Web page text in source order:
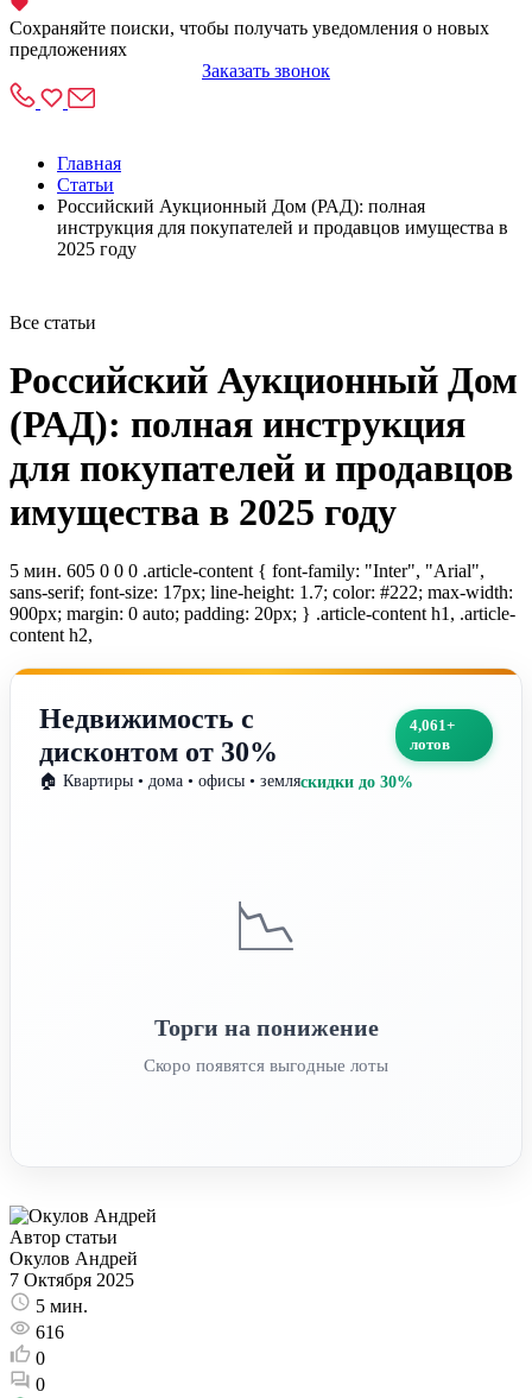
Сохраняйте поиски, чтобы получать уведомления о новых
предложениях
Заказать звонок
Главная
Статьи
Российский Аукционный Дом (РАД): полная
инструкция для покупателей и продавцов имущества в
2025 году
Все статьи
Российский Аукционный Дом
(РАД): полная инструкция
для покупателей и продавцов
имущества в 2025 году
5 мин. 605 0 0 0 .article-content { font-family: "Inter", "Arial",
sans-serif; font-size: 17px; line-height: 1.7; color: #222; max-width:
900px; margin: 0 auto; padding: 20px; } .article-content h1, .article-
content h2,
Недвижимость с
дисконтом от 30%
4,061+
лотов
🏠 Квартиры • дома • офисы • земляскидки до 30%
📉
Торги на понижение
Скоро появятся выгодные лоты
Автор статьи
Окулов Андрей
7 Октября 2025
5 мин.
616
0
0